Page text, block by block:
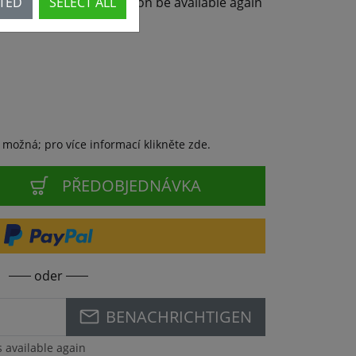
pro více informací klikněte zde.
PŘEDOBJEDNÁVKA
oder
BENACHRICHTIGEN
available again